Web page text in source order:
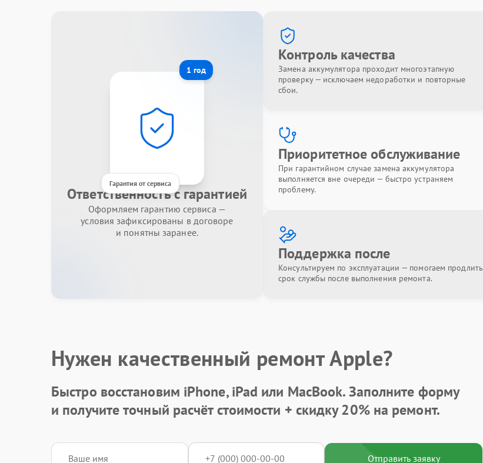
1 год
Гарантия от сервиса
Ответственность с гарантией
Оформляем гарантию сервиса —
условия зафиксированы в договоре
и понятны заранее.
Контроль качества
Замена аккумулятора проходит многоэтапную
проверку — исключаем недоработки и повторные
сбои.
Приоритетное обслуживание
При гарантийном случае замена аккумулятора
выполняется вне очереди — быстро устраняем
проблему.
Поддержка после
Консультируем по эксплуатации — помогаем продлить
срок службы после выполнения ремонта.
Нужен качественный ремонт Apple?
Быстро восстановим iPhone, iPad или MacBook.Заполните форму
и получите точный расчёт стоимости + скидку 20%на ремонт.
Отправить заявку